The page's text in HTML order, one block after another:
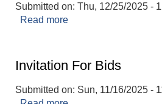
Submitted on: Thu, 12/25/2025 -
Read more
Invitation For Bids
Submitted on: Sun, 11/16/2025 -